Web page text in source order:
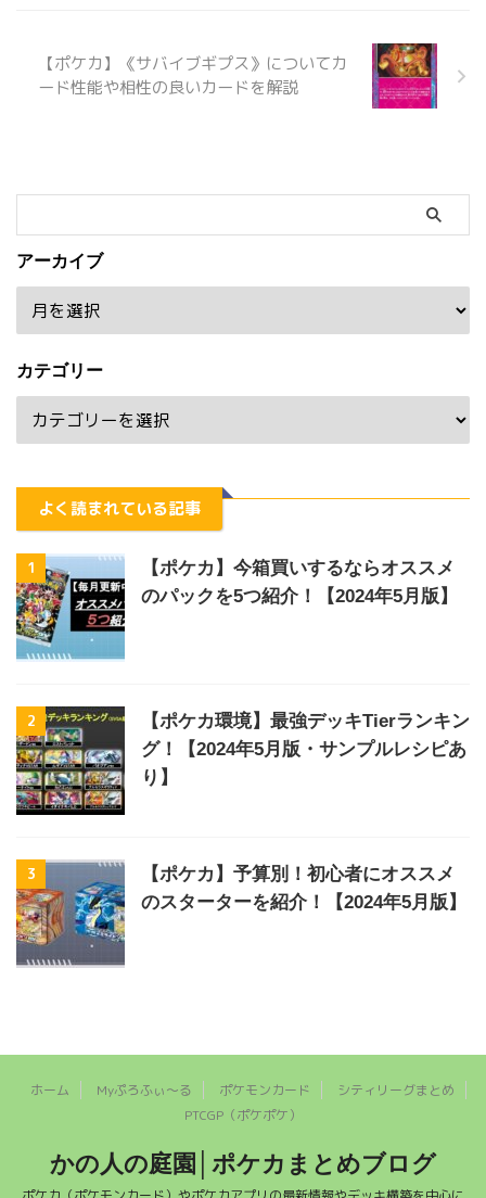
【ポケカ】《サバイブギプス》についてカ
ード性能や相性の良いカードを解説
アーカイブ
カテゴリー
よく読まれている記事
1
【ポケカ】今箱買いするならオススメ
のパックを5つ紹介！【2024年5月版】
2
【ポケカ環境】最強デッキTierランキン
グ！【2024年5月版・サンプルレシピあ
り】
3
【ポケカ】予算別！初心者にオススメ
のスターターを紹介！【2024年5月版】
ホーム Myぷろふぃ～る ポケモンカード
シティリーグまとめ
PTCGP（ポケポケ）
かの人の庭園│ポケカまとめブログ